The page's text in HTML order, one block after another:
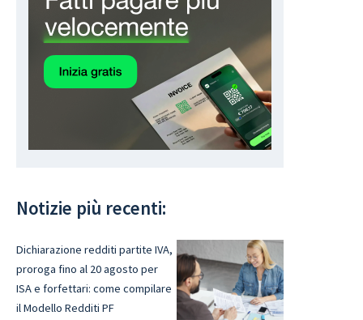
Notizie più recenti:
Dichiarazione redditi partite IVA,
proroga fino al 20 agosto per
ISA e forfettari: come compilare
il Modello Redditi PF